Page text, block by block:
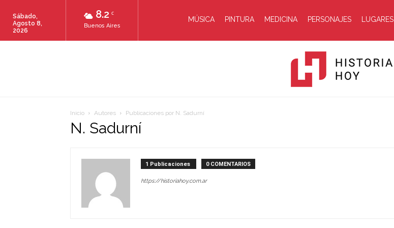
8.2 C
Buenos Aires
Sábado,
Agosto 8,
2026
MÚSICA PINTURA MEDICINA PERSONAJES LUGARES
Inicio Autores Publicaciones por N. Sadurní
N. Sadurní
1 Publicaciones 0 COMENTARIOS
https://historiahoy.com.ar